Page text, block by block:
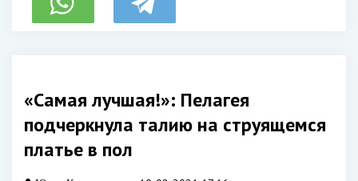
«Самая лучшая!»: Пелагея
подчеркнула талию на струящемся
платье в пол